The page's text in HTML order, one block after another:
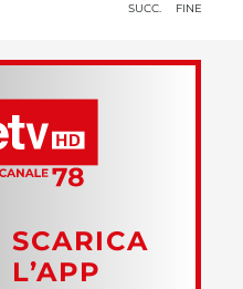
SUCC. FINE
SCARICA
L’APP